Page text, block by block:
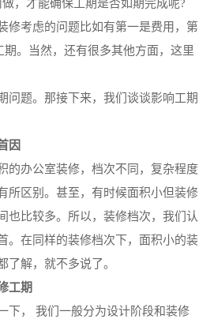
，才能确保工期是否如期完成呢?
考虑的问题比如有第一是费用，第
。当然，还有很多其他方面，这里
题。那接下来，我们谈谈影响工期
因
办公室装修，档次不同，复杂程度
所区别。甚至，有时候面积小但装修
也比较多。所以，装修档次，我们认
。在同样的装修档次下，面积小的装
了解，就不多说了。
工期
， 我们一般分为设计阶段和装修